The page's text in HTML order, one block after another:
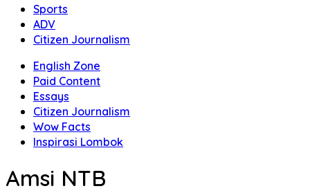
Sports
ADV
Citizen Journalism
English Zone
Paid Content
Essays
Citizen Journalism
Wow Facts
Inspirasi Lombok
Amsi NTB